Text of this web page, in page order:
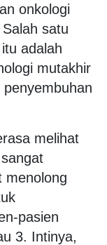
onkologi
satu
adalah
mutakhir
melihat
menolong
pasien
3. Intinya,